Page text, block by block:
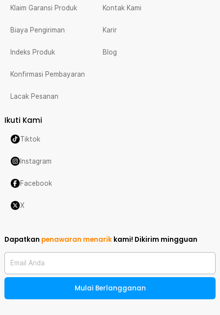
Klaim Garansi Produk
Biaya Pengiriman
Indeks Produk
Konfirmasi Pembayaran
Lacak Pesanan
Kontak Kami
Karir
Blog
Ikuti Kami
Tiktok
Instagram
Facebook
X
Dapatkan penawaran menarik kami! Dikirim mingguan
Email Anda
Mulai Berlangganan